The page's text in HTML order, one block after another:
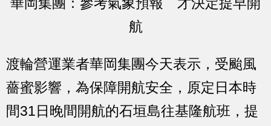
航
渡輪營運業者華岡集團今天表示，受颱風
薔蜜影響，為保障開航安全，原定日本時
間31日晚間開航的石垣島往基隆航班，提